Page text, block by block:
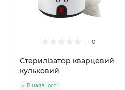
0
Стерилізатор кварцевий
кульковий
В наявності